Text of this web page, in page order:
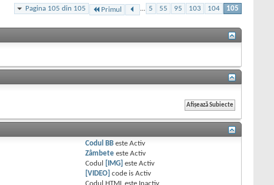
Pagina 105 din 105 Primul ... 5 55 95 103 104 105
Codul BB esteActiv
Zâmbete esteActiv
Codul
[IMG] esteActiv
[VIDEO] code isActiv
Codul HTML este Inactiv